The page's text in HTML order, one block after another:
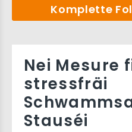
Komplette
Nei Mesure
stressfräi
Stauséi